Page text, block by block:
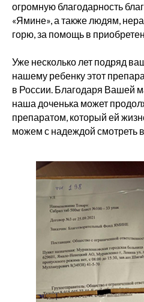
огромную благодарность
«Ямине», а также людям,
горю, за помощь в
Уже несколько лет подряд
нашему ребенку этот
в России. Благодаря Вашей
наша доченька может
препаратом, который ей
можем с надеждой смотреть